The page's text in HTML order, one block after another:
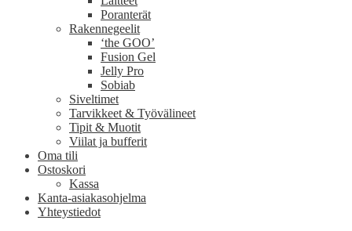
Poranterät
Rakennegeelit
‘the GOO’
Fusion Gel
Jelly Pro
Sobiab
Siveltimet
Tarvikkeet & Työvälineet
Tipit & Muotit
Viilat ja bufferit
Oma tili
Ostoskori
Kassa
Kanta-asiakasohjelma
Yhteystiedot